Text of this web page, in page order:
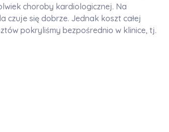
choroby kardiologicznej. Na
czuje się dobrze. Jednak koszt całej
pokryliśmy bezpośrednio w klinice, tj.